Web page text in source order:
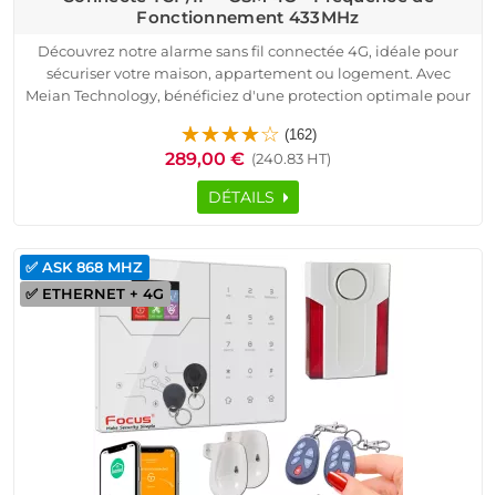
Fonctionnement 433MHz
Découvrez notre alarme sans fil connectée 4G, idéale pour
sécuriser votre maison, appartement ou logement. Avec
Meian Technology, bénéficiez d'une protection optimale pour
fréquence 433MHz et est compatible avec toutes les box
internet, y compris la fibre.
Protégez votre maison ou appartement avec le pack d'alarme
sans fil Meian, équipé de la technologie GSM 4G.
types de logements. Grâce à sa fréquence de fonctionnement
de 433MHz, vous bénéficierez d'une détection d'intrusion
efficace et d'une protection de vos biens en temps réel.
Le pack comprend une centrale d'alarme, des détecteurs
d'ouverture, des détecteurs de mouvement et une sirène
extérieure, garantissant ainsi une sécurité renforcée. De plus,
la compatibilité avec toutes les box Internet facilite son
intégration dans votre réseau domestique.
(162)
289,00 € (240.83 HT)
DÉTAILS
✅ ETHERNET + 4G
✅ ASK 868 MHZ